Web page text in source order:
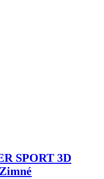
SPORT 3D